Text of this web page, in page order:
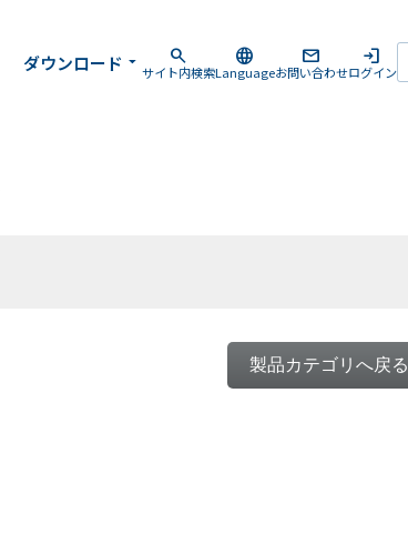
search
サイト内検索
language
Language
mail
お問い合わせ
login
ログイン
ダウンロード arrow_drop_down
製品カテゴリへ戻る